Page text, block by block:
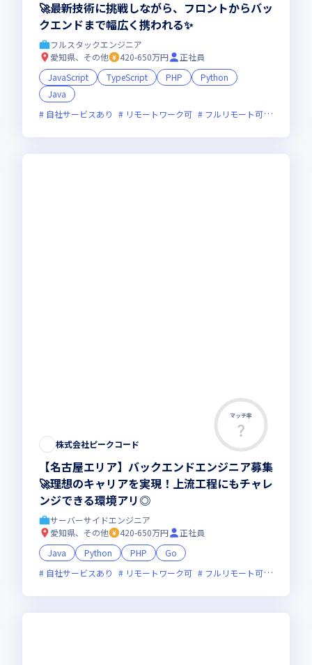
🚀最新技術に挑戦しながら、フロントからバッ
クエンドまで幅広く携われる✨
フルスタックエンジニア
愛知県、その他
420-650万円
正社員
JavaScript
TypeScript PHP
Python
Java
自社サービスあり
リモートワーク可 フルリモート可
マッチ率
株式会社ピークコード
【名古屋エリア】バックエンドエンジニア募集
🚀理想のキャリアを実現！上流工程にもチャレ
ンジできる環境アリ◎
サーバーサイドエンジニア
愛知県、その他
420-650万円
正社員
Java
Python PHP
Go
自社サービスあり
リモートワーク可 フルリモート可